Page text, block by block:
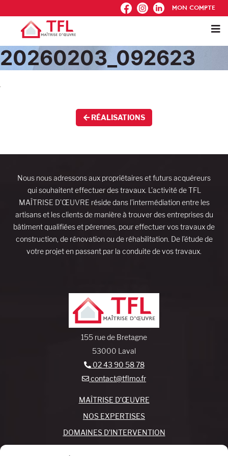
FB IG IN MON COMPTE
20260203_092623
RÉALISATIONS
Nous nous adressons aux propriétaires et futurs acquéreurs
qui souhaitent effectuer des travaux. L’activité de TFL
MAÎTRISE D’ŒUVRE réside dans l’intermédiation entre les
artisans et les clients de manière à trouver des entreprises du
bâtiment qualifiées et pérennes, pour effectuer vos travaux de
construction, de rénovation ou de réhabilitation. De l’étude de
votre projet en passant par la conduite de vos travaux.
155 rue de Bretagne
53000 Laval
02 43 90 58 78
contact@tflmo.fr
MAÎTRISE D’ŒUVRE
NOS EXPERTISES
DOMAINES D’INTERVENTION